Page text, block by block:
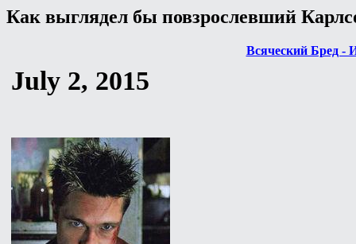
Как выглядел бы повзрослевший
Всяческий Бред -
July 2, 2015